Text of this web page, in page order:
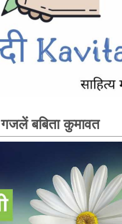
गजलें बबिता कुमावत